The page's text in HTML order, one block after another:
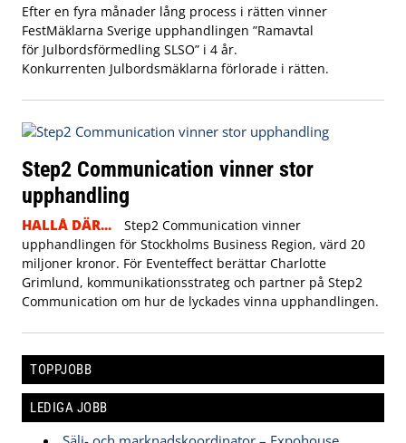
Efter en fyra månader lång process i rätten vinner
FestMäklarna Sverige upphandlingen ”Ramavtal
för Julbordsförmedling SLSO” i 4 år.
Konkurrenten Julbordsmäklarna förlorade i rätten.
Step2 Communication vinner stor
upphandling
HALLÅ DÄR...
Step2 Communication vinner
upphandlingen för Stockholms Business Region, värd 20
miljoner kronor. För Eventeffect berättar Charlotte
Grimlund, kommunikationsstrateg och partner på Step2
Communication om hur de lyckades vinna upphandlingen.
TOPPJOBB
LEDIGA JOBB